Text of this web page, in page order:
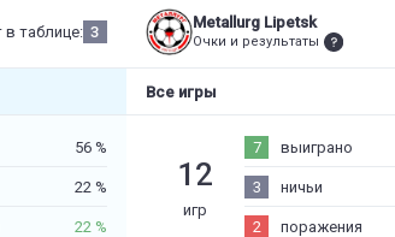
в таблице: 3
56 %
22 %
22 %
Metallurg Lipetsk
Очки и результаты
Все игры
12
игр
7 выиграно
3 ничьи
2 поражения